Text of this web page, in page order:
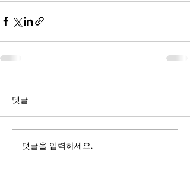
댓글
댓글을 입력하세요.